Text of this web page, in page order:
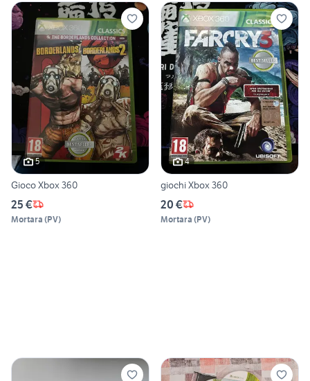
5
Gioco Xbox 360
25 €
Mortara (PV)
4
giochi Xbox 360
20 €
Mortara (PV)